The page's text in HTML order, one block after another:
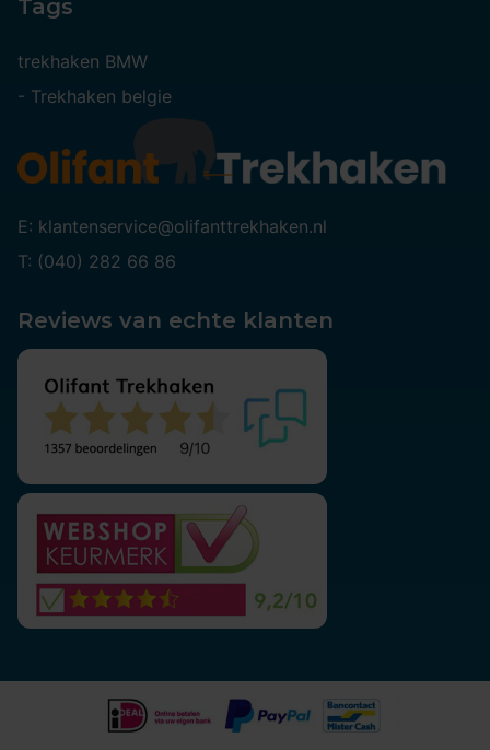
Tags
trekhaken BMW
- Trekhaken belgie
E: klantenservice@olifanttrekhaken.nl
T: (040) 282 66 86
Reviews van echte klanten